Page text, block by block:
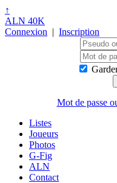
↑
ALN 40K
Connexion | Inscription
Mot de passe
Listes
Joueurs
Photos
G-Fig
ALN
Contact